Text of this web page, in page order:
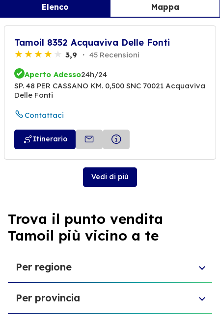
Elenco Mappa
Tamoil 8352 Acquaviva Delle Fonti
3,9 45 Recensioni
Aperto Adesso24h/24
SP. 48 PER CASSANO KM. 0,500 SNC 70021 Acquaviva
Delle Fonti
Contattaci
Itinerario
Vedi di più
Trova il punto vendita
Tamoil più vicino a te
Per regione
Sardegna
Puglia
Per provincia